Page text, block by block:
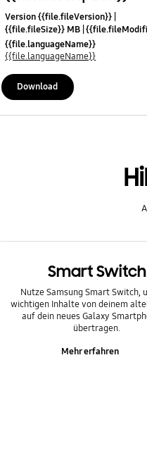
Version {{file.fileVersion}}
{{file.fileSize}} MB
{{file.osNames}}
{{file.languageName}}
{{file.languageName}}
Download
Smart Switch
Nutze Samsung Smart Switch,
wichtigen Inhalte von deinem
auf dein neues Galaxy
übertragen.
Mehr erfahren